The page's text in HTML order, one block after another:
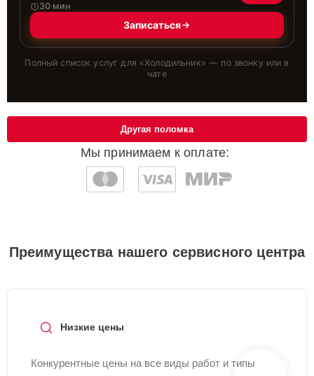
30 мин
Записаться
Полный список услуг для «Холодильник» — по звонку или в
чате
Мы принимаем к оплате:
Другая поломка
Преимущества нашего сервисного центра
Низкие цены
Конкурентные цены на все виды работ и типы